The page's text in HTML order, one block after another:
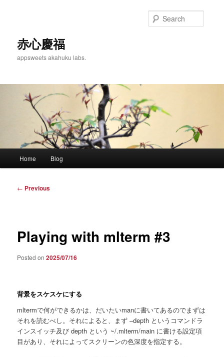
赤心慶福
appsweets akahuku labs.
Home Blog
Post
← Previous
Playing with mlterm #3
Posted on2025/07/16
背景をスケスケにする
mltermで何ができるかは、だいたいmanに書いてあるのでまずは
それを読むべし。それによると、まず –depth というコマンドラ
インスイッチ及び depth という ~/.mlterm/main に書ける設定項
目があり、それによってスクリーンの色深度を指定する。